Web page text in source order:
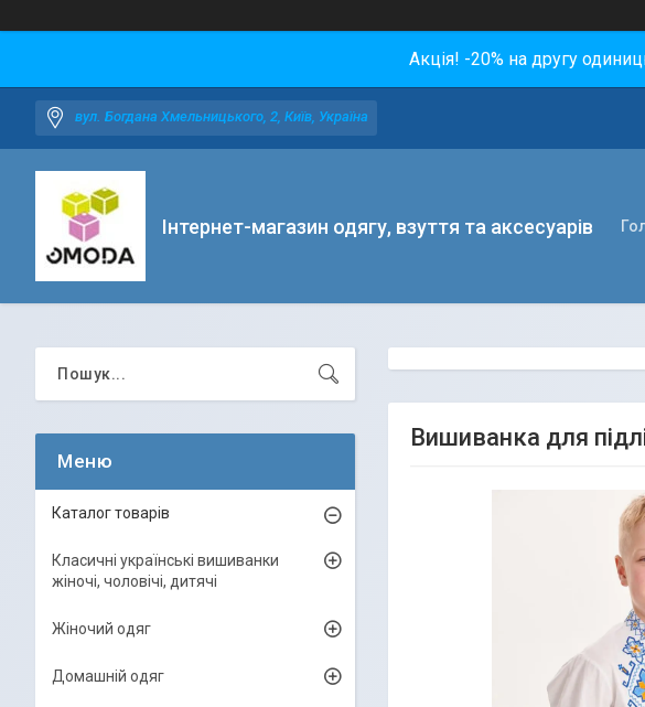
Акція! -20% на другу
вул. Богдана Хмельницького, 2, Київ, Україна
Інтернет-магазин одягу, взуття та аксесуарів
Вишиванка для
Каталог товарів
Класичні українські вишиванки
жіночі, чоловічі, дитячі
Жіночий одяг
Домашній одяг